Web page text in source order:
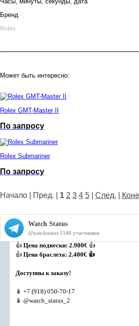
Бренд
Rolex
Может быть интересно:
Rolex GMT-Master II
По запросу
Rolex Submariner
По запросу
Начало | Пред. | 1 2 3 4 5 След.